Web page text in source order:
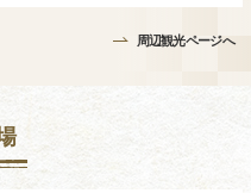
周辺観光ページへ